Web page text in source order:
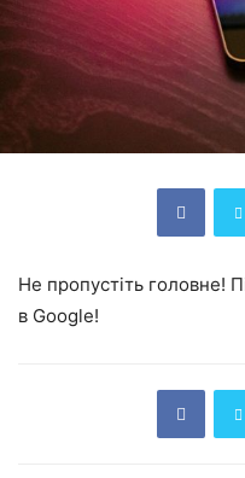
Не пропустіть головне!
в Google!